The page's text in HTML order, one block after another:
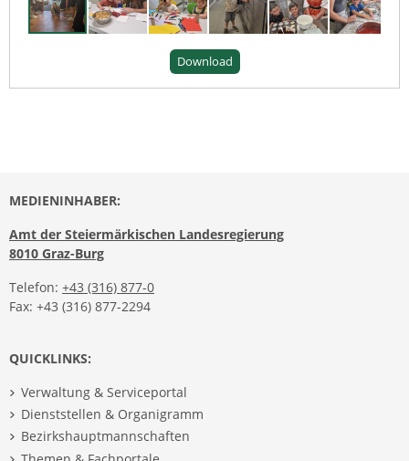
Download
MEDIENINHABER:
Amt der Steiermärkischen Landesregierung
8010 Graz-Burg
Telefon: +43 (316) 877-0
Fax: +43 (316) 877-2294
QUICKLINKS:
Verwaltung & Serviceportal
Dienststellen & Organigramm
Bezirkshauptmannschaften